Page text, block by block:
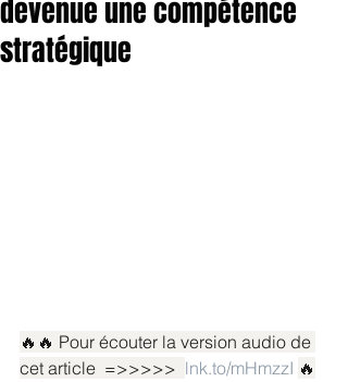
devenue une compétence
stratégique
🔥🔥 Pour écouter la version audio de
cet article  =>>>>> lnk.to/mHmzzI 🔥